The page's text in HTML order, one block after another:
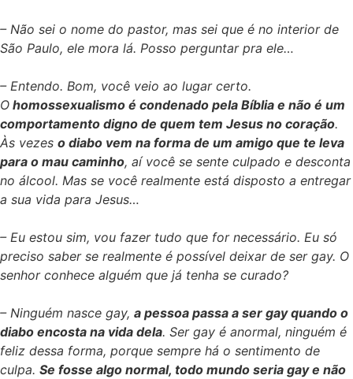
– Não sei o nome do pastor, mas sei que é no interior de
São Paulo, ele mora lá. Posso perguntar pra ele…
– Entendo. Bom, você veio ao lugar certo.
O homossexualismo é condenado pela Bíblia e não é um
comportamento digno de quem tem Jesus no coração.
Às vezes o diabo vem na forma de um amigo que te leva
para o mau caminho, aí você se sente culpado e desconta
no álcool. Mas se você realmente está disposto a entregar
a sua vida para Jesus…
– Eu estou sim, vou fazer tudo que for necessário. Eu só
preciso saber se realmente é possível deixar de ser gay. O
senhor conhece alguém que já tenha se curado?
– Ninguém nasce gay, a pessoa passa a ser gay quando o
diabo encosta na vida dela. Ser gay é anormal, ninguém é
feliz dessa forma, porque sempre há o sentimento de
culpa. Se fosse algo normal, todo mundo seria gay e não